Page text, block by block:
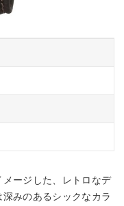
ージした、レトロなデ
みのあるシックなカラ